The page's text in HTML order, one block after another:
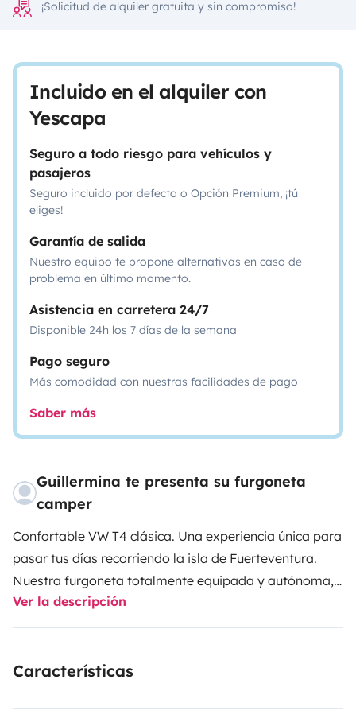
¡Solicitud de alquiler gratuita y sin compromiso!
Incluido en el alquiler con
Yescapa
Seguro a todo riesgo para vehículos y
pasajeros
Seguro incluido por defecto o Opción Premium, ¡tú
eliges!
Garantía de salida
Nuestro equipo te propone alternativas en caso de
problema en último momento.
Asistencia en carretera 24/7
Disponible 24h los 7 días de la semana
Pago seguro
Más comodidad con nuestras facilidades de pago
Saber más
Guillermina te presenta su furgoneta
camper
Confortable VW T4 clásica. Una experiencia única para
pasar tus días recorriendo la isla de Fuerteventura.
Nuestra furgoneta totalmente equipada y autónoma,
cuenta con nevera 12v, fregadero, cocina, utensillos de
cocina completo, ducha exterior, cama para dos
mucho mas!! Pensando en cada detalle con cariño y
Ver la descripción
Características